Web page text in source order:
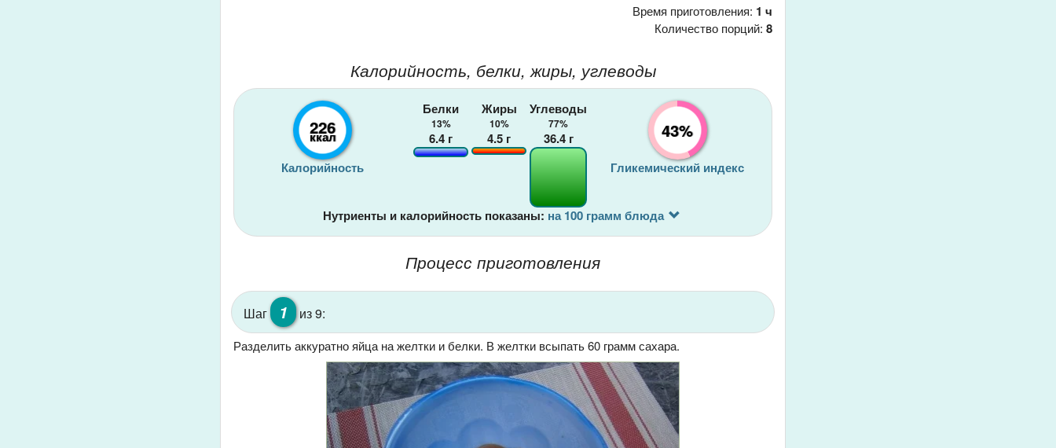
Время приготовления: 1 ч
Количество порций: 8
Калорийность, белки, жиры, углеводы
226
ккал
Калорийность
Белки
13%
6.4 г
Жиры
10%
4.5 г
Углеводы
77%
36.4г 43%
Гликемический индекс
Нутриенты и калорийность показаны: на 100 грамм блюда
Процесс приготовления
Шаг 1 из 9:
Разделить аккуратно яйца на желтки и белки. В желтки всыпать 60 грамм сахара.